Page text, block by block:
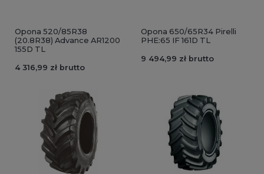
Opona 520/85R38
(20.8R38) Advance AR1200
155D TL
4 316,99 zł brutto
Opona 650/65R34 Pirelli
PHE:65 IF 161D TL
9 494,99 zł brutto